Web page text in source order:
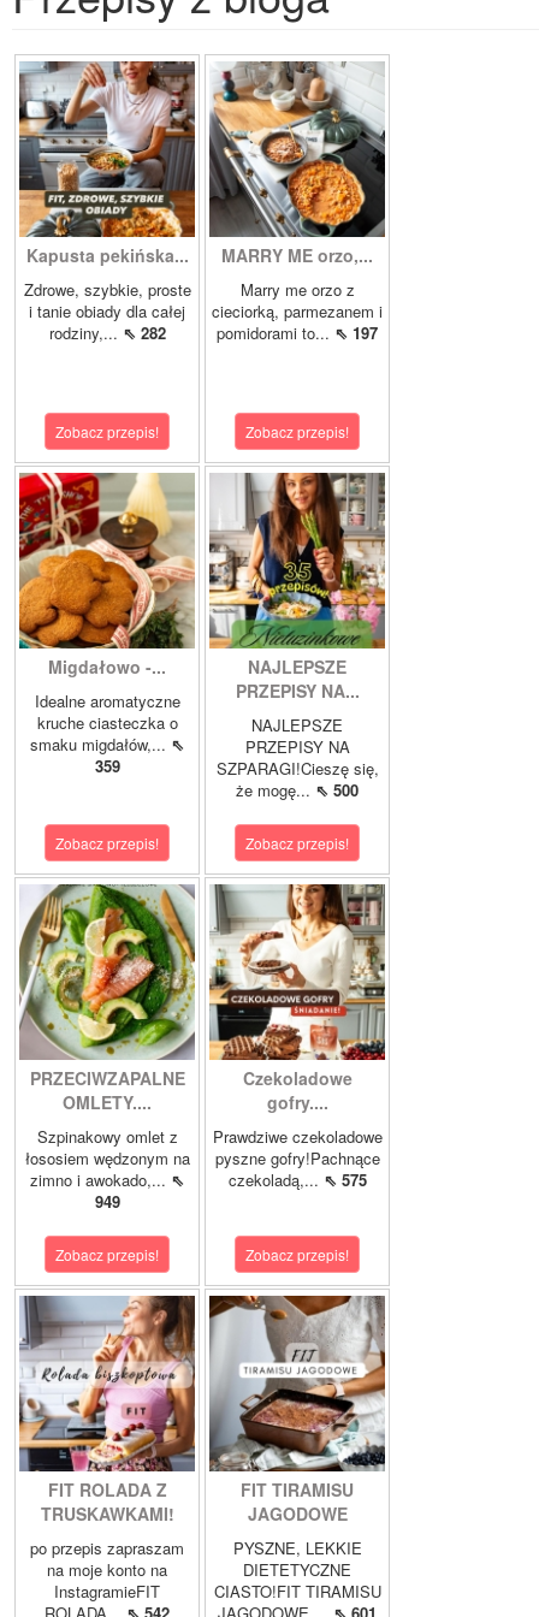
Kapusta pekińska...
Zdrowe, szybkie, proste
i tanie obiady dla całej
rodziny,... ⇖ 282
Zobacz przepis!
MARRY ME orzo,...
Marry me orzo z
cieciorką, parmezanem i
pomidorami to... ⇖ 197
Zobacz przepis!
Migdałowo -...
Idealne aromatyczne
kruche ciasteczka o
smaku migdałów,... ⇖
359
Zobacz przepis!
NAJLEPSZE
PRZEPISY NA...
NAJLEPSZE
PRZEPISY NA
SZPARAGI!Cieszę się,
że mogę... ⇖ 500
Zobacz przepis!
PRZECIWZAPALNE
OMLETY....
Szpinakowy omlet z
łososiem wędzonym na
zimno i awokado,... ⇖
949
Zobacz przepis!
Czekoladowe
gofry....
Prawdziwe czekoladowe
pyszne gofry!Pachnące
czekoladą,... ⇖ 575
Zobacz przepis!
FIT ROLADA Z
TRUSKAWKAMI!
po przepis zapraszam
na moje konto na
InstagramieFIT
FIT TIRAMISU
JAGODOWE
PYSZNE, LEKKIE
DIETETYCZNE
CIASTO!FIT TIRAMISU